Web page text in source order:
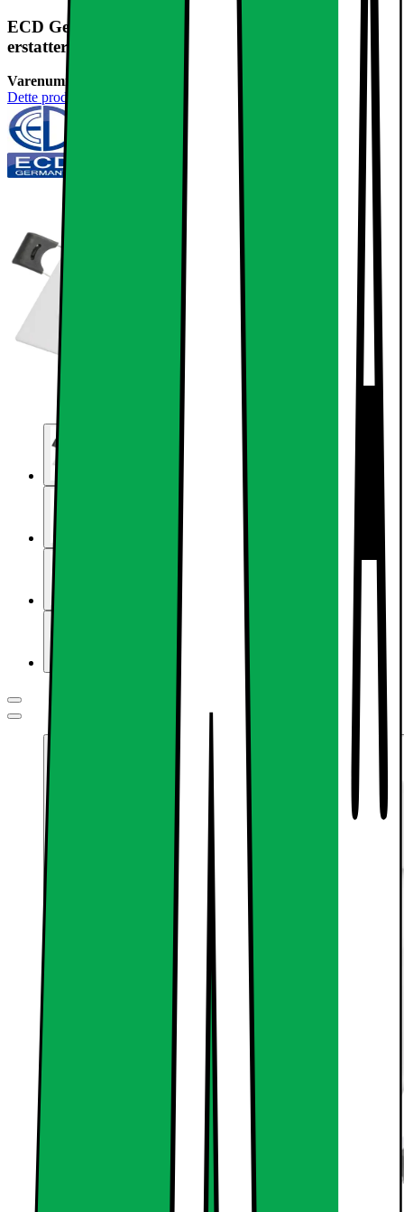
ECD Germany 1-pak LED-indbygget spotlight 3W
erstatter 25W halogen - flad
Varenummer:
Dette produkt er endnu ikke blevet bedømt.